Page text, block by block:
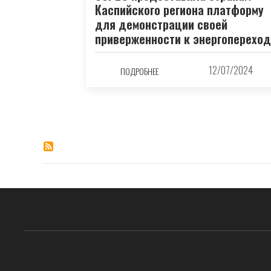
Каспийского региона платформу
для демонстрации своей
приверженности к
ПОДРОБНЕЕ 12/07/2024